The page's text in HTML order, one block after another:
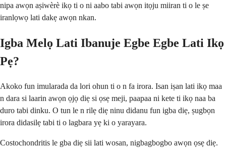
nipa awọn aṣiwèrè ikọ ti o ni aabo tabi awọn itọju miiran ti o le ṣe
iranlọwọ lati dakẹ awọn nkan.
Igba Melọ Lati Ibanuje Egbe Egbe Lati Ikọ
Pẹ?
Akoko fun imularada da lori ohun ti o n fa irora. Isan iṣan lati ikọ maa
n dara si laarin awọn ọjọ diẹ si ọsẹ meji, paapaa ni kete ti ikọ naa ba
duro tabi dinku. O tun le n rilẹ diẹ ninu didanu fun igba diẹ, ṣugbọn
irora didasilẹ tabi ti o lagbara yẹ ki o yarayara.
Costochondritis le gba diẹ sii lati wosan, nigbagbogbo awọn ọsẹ diẹ.